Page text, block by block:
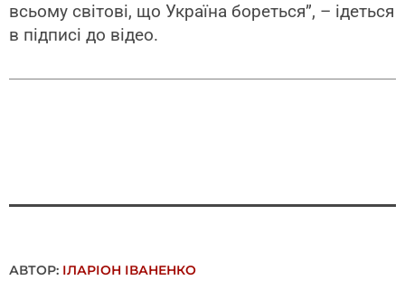
всьому світові, що Україна бореться”, – ідеться
в підписі до відео.
АВТОР: ІЛАРІОН ІВАНЕНКО